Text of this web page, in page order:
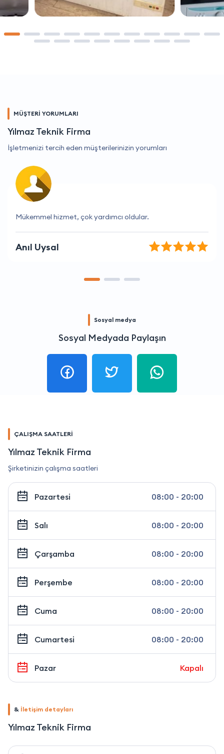
MÜŞTERİ YORUMLARI
Yılmaz Teknik Firma
İşletmenizi tercih eden müşterilerinizin yorumları
Fiyatları ve hizmetleri mükemmel, teşekkür ederim!
Atilla Lale
Sosyal medya
Sosyal Medyada Paylaşın
ÇALIŞMA SAATLERİ
Yılmaz Teknik Firma
Şirketinizin çalışma saatleri
Pazartesi 08:00 - 20:00
Salı 08:00 - 20:00
Çarşamba 08:00 - 20:00
Perşembe 08:00 - 20:00
Cuma 08:00 - 20:00
Cumartesi 08:00 - 20:00
Pazar Kapalı
& İletişim detayları
Yılmaz Teknik Firma